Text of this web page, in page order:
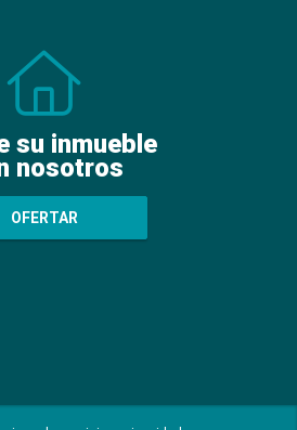
su inmueble
nosotros
OFERTAR